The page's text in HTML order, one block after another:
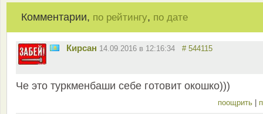
Комментарии, по рейтингу, по дате
Кирсан 14.09.2016 в 12:16:34 # 544115
Че это туркменбаши себе готовит окошко)))
поощрить